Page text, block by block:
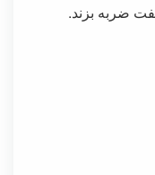
ضربه بزند.